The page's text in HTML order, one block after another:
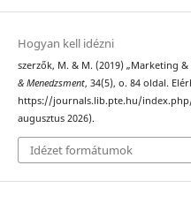
Hogyan kell idézni
szerzők, M. & M. (2019) „Marketing
& Menedzsment, 34(5), o. 84 oldal.
https://journals.lib.pte.hu/
augusztus 2026).
Idézet formátumok